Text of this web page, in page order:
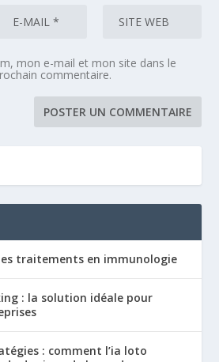
mon e-mail et mon site dans le
commentaire.
traitements en immunologie
: la solution idéale pour
: comment l’ia loto